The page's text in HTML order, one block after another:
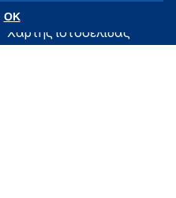
OK
Υγεία
Χάρτης ιστοσελίδας